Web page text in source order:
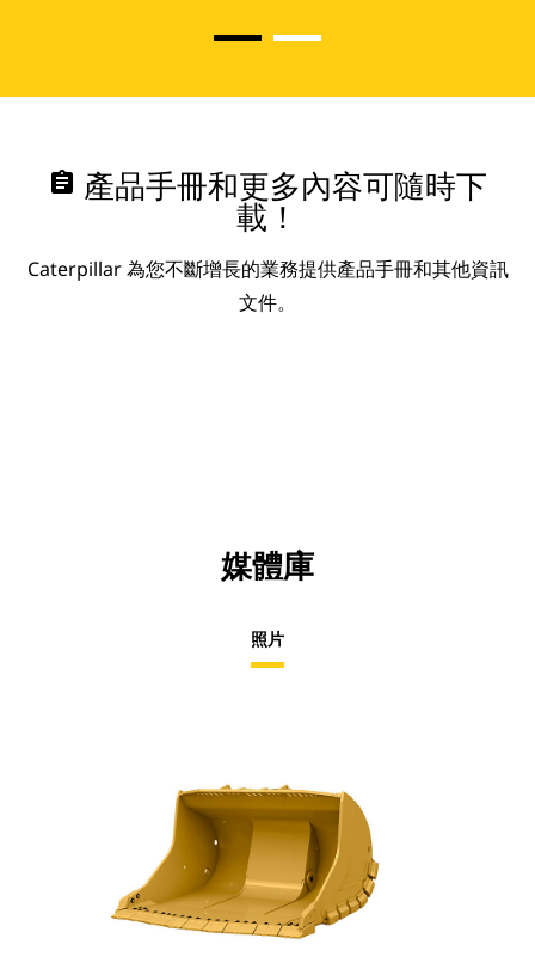
assignment 產品手冊和更多內容可隨時下
載！
Caterpillar 為您不斷增長的業務提供產品手冊和其他資訊
文件。
媒體庫
照片